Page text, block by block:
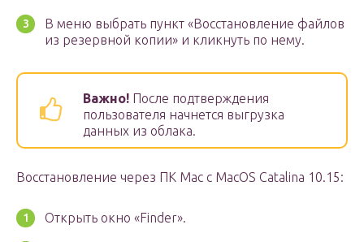
В меню выбрать пункт «Восстановление файлов
из резервной копии» и кликнуть по нему.
Важно! После подтверждения
пользователя начнется выгрузка
данных из облака.
Восстановление через ПК Mac с MacOS Catalina 10.15:
Открыть окно «Finder».